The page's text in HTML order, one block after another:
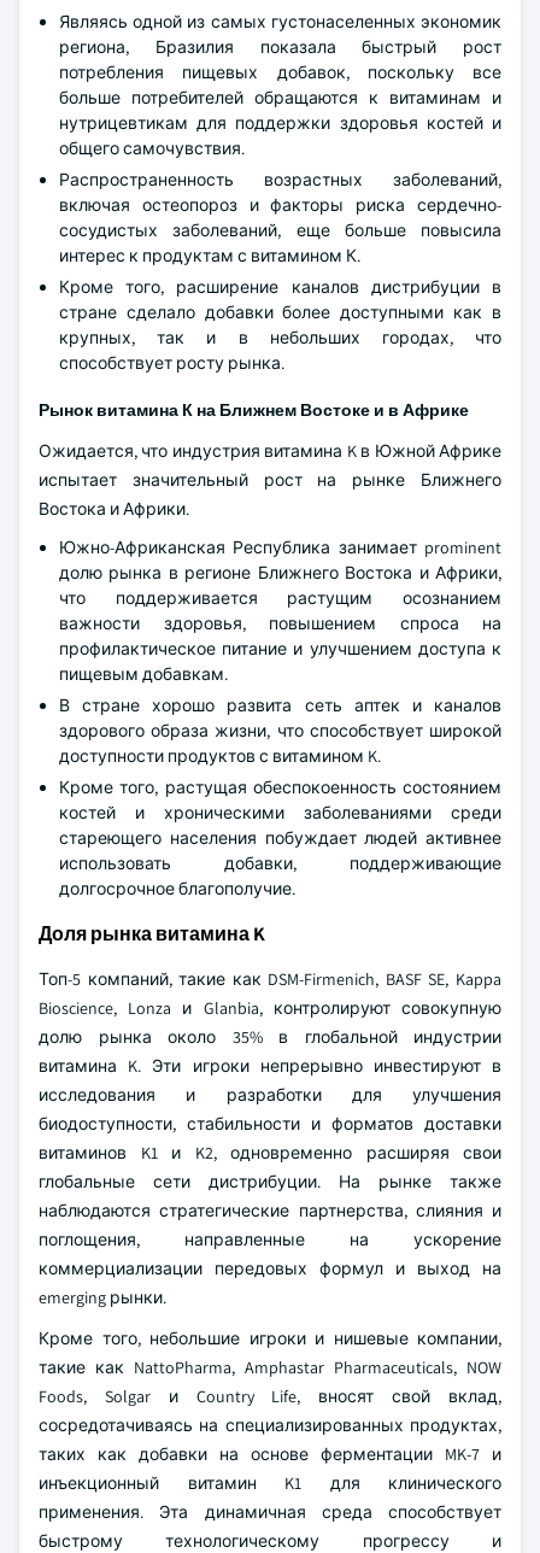
Являясь одной из самых густонаселенных экономик
региона, Бразилия показала быстрый рост
потребления пищевых добавок, поскольку все
больше потребителей обращаются к витаминам и
нутрицевтикам для поддержки здоровья костей и
общего самочувствия.
Распространенность возрастных заболеваний,
включая остеопороз и факторы риска сердечно-
сосудистых заболеваний, еще больше повысила
интерес к продуктам с витамином К.
Кроме того, расширение каналов дистрибуции в
стране сделало добавки более доступными как в
крупных, так и в небольших городах, что
способствует росту рынка.
Рынок витамина К на Ближнем Востоке и в Африке
Ожидается, что индустрия витамина K в Южной Африке
испытает значительный рост на рынке Ближнего
Востока и Африки.
Южно-Африканская Республика занимает prominent
долю рынка в регионе Ближнего Востока и Африки,
что поддерживается растущим осознанием
важности здоровья, повышением спроса на
профилактическое питание и улучшением доступа к
пищевым добавкам.
В стране хорошо развита сеть аптек и каналов
здорового образа жизни, что способствует широкой
доступности продуктов с витамином K.
Кроме того, растущая обеспокоенность состоянием
костей и хроническими заболеваниями среди
стареющего населения побуждает людей активнее
использовать добавки, поддерживающие
долгосрочное благополучие.
Доля рынка витамина K
Топ-5 компаний, такие как DSM-Firmenich, BASF SE, Kappa
Bioscience, Lonza и Glanbia, контролируют совокупную
долю рынка около 35% в глобальной индустрии
витамина K. Эти игроки непрерывно инвестируют в
исследования и разработки для улучшения
биодоступности, стабильности и форматов доставки
витаминов K1 и K2, одновременно расширяя свои
глобальные сети дистрибуции. На рынке также
наблюдаются стратегические партнерства, слияния и
поглощения, направленные на ускорение
коммерциализации передовых формул и выход на
emerging рынки.
Кроме того, небольшие игроки и нишевые компании,
такие как NattoPharma, Amphastar Pharmaceuticals, NOW
Foods, Solgar и Country Life, вносят свой вклад,
сосредотачиваясь на специализированных продуктах,
таких как добавки на основе ферментации MK-7 и
инъекционный витамин K1 для клинического
применения. Эта динамичная среда способствует
быстрому технологическому прогрессу и